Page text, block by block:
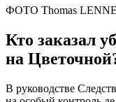
ФОТО Thomas LENNE
Кто заказал
на
В руководстве